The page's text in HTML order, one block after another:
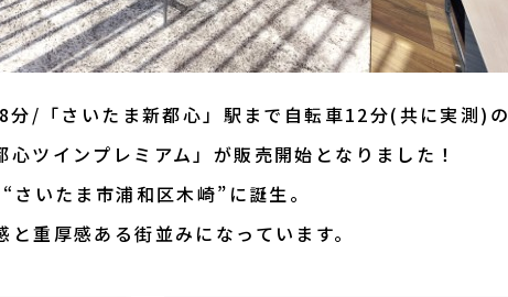
分/「さいたま新都心」駅まで自転車12分(共に実測)の
心ツインプレミアム」が販売開始となりました！
いたま市浦和区木崎”に誕生。
重厚感ある街並みになっています。